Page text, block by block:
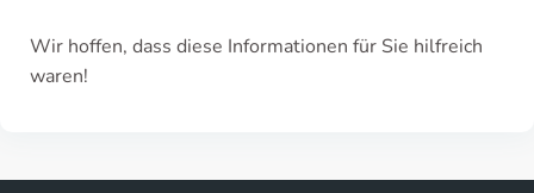
Wir hoffen, dass diese Informationen für Sie hilfreich
waren!